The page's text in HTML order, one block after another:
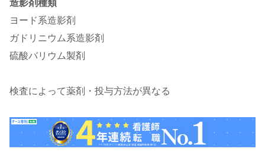
造影剤種類
ヨード系造影剤
ガドリニウム系造影剤
硫酸バリウム製剤
検査によって薬剤・投与方法が異なる